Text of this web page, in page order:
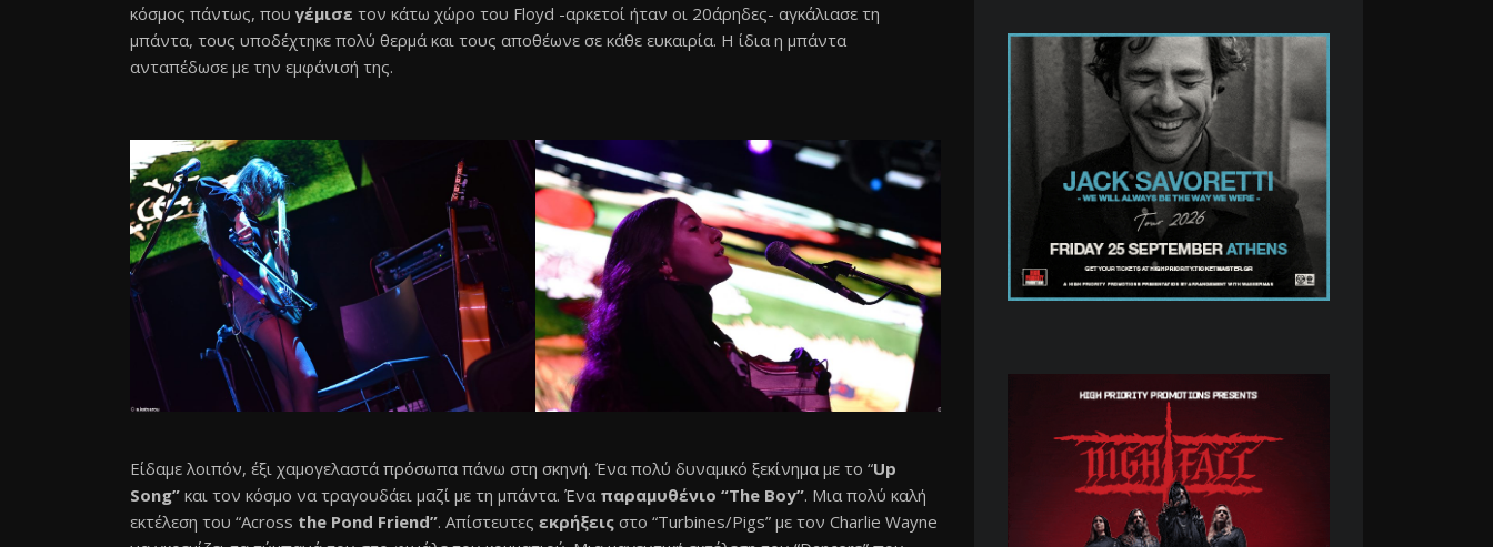
κόσμος πάντως, πουγέμισε τον κάτω χώρο του Floyd -αρκετοί ήταν οι 20άρηδες- αγκάλιασε τη
μπάντα, τους υποδέχτηκε πολύ θερμά και τους αποθέωνε σε κάθε ευκαιρία. Η ίδια η μπάντα
ανταπέδωσε με την εμφάνισή της.
Είδαμε λοιπόν, έξι χαμογελαστά πρόσωπα πάνω στη σκηνή. Ένα πολύ δυναμικό ξεκίνημα με το “Up
Song” και τον κόσμο να τραγουδάει μαζί με τη μπάντα. Ένα παραμυθένιο “The Boy”. Μια πολύ καλή
εκτέλεση του “Across the Pond Friend”. Απίστευτες εκρήξεις στο “Turbines/Pigs” με τον Charlie Wayne